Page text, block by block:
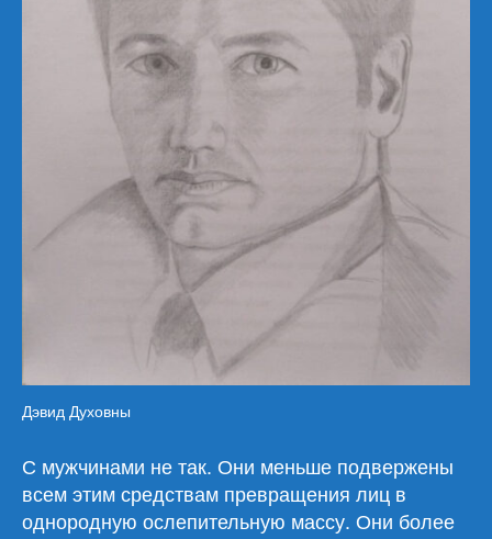
Дэвид Духовны
С мужчинами не так. Они меньше подвержены
всем этим средствам превращения лиц в
однородную ослепительную массу. Они более